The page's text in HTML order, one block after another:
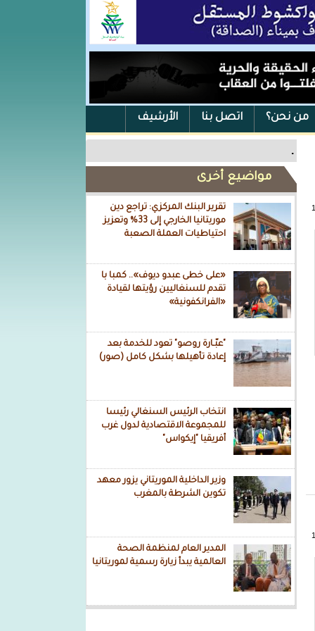
من نحن؟ اتصل بنا الأرشيف
.
مواضيع أخرى
تقرير البنك المركزي: تراجع دين
موريتانيا الخارجي إلى 33% وتعزيز
احتياطيات العملة الصعبة
«على خطى عبدو ديوف».. كمبا با
تقدم للسنغاليين رؤيتها لقيادة
«الفرانكفونية»
"عبّـارة روصو" تعود للخدمة بعد
إعادة تأهيلها بشكل كامل (صور)
انتخاب الرئيس السنغالي رئيسا
للمجموعة الاقتصادية لدول غرب
أفريقيا "إيكواس"
وزير الداخلية الموريتاني يزور معهد
تكوين الشرطة بالمغرب
المدير العام لمنظمة الصحة
العالمية يبدأ زيارة رسمية لموريتانيا